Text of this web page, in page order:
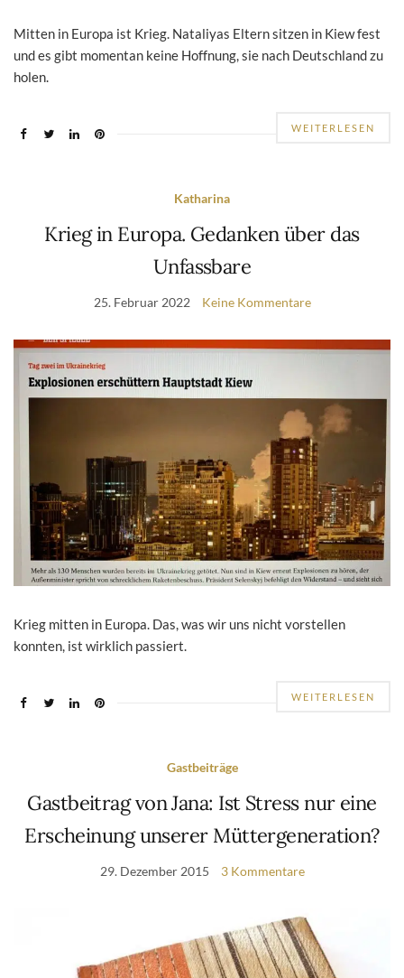
Mitten in Europa ist Krieg. Nataliyas Eltern sitzen in Kiew fest
und es gibt momentan keine Hoffnung, sie nach Deutschland zu
holen.
WEITERLESEN
Katharina
Krieg in Europa. Gedanken über das
Unfassbare
25. Februar 2022 Keine Kommentare
Krieg mitten in Europa. Das, was wir uns nicht vorstellen
konnten, ist wirklich passiert.
WEITERLESEN
Gastbeiträge
Gastbeitrag von Jana: Ist Stress nur eine
Erscheinung unserer Müttergeneration?
29. Dezember 2015 3 Kommentare